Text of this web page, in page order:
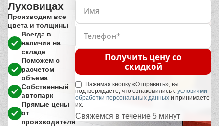
Луховицах
Производим все
цвета и толщины
Всегда в
наличии на
складе
Поможем с
расчетом
объема
Собственный
автопарк
Прямые цены
от
производителя
Получить цену со
скидкой
Нажимая кнопку «Отправить», вы
подтверждаете, что ознакомились с условиями
обработки персональных данных и принимаете
их.
Свяжемся в течение 5 минут